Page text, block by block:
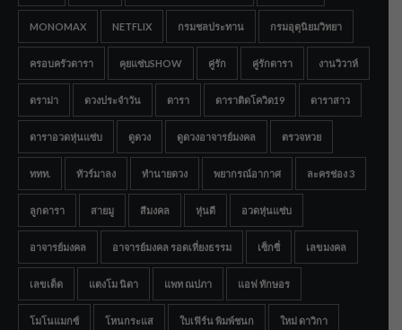
MONOMAX NETFLIX กรมชลประทาน กรมอุตุนิยมวิทยา
ครอบครัวดารา คุยแซ่บSHOW คู่รัก คู่รักดารา งานวิวาห์
ดราม่า ดวงประจำวัน ดารา ดาราติดโควิด19 ดาราสาว
ดาราอวดหุ่นแซ่บ ดูดวง ดูดวงอาจารย์มงคล ตรวจหวย
ททท. ทัวร์มาลง ทำนายดวง พยากรณ์อากาศ ละครช่อง 3
ลูกดารา สายมู สีมงคล หุ่นดี อวดหุ่นแซ่บ
อาจารย์มงคล อาจารย์มงคล รอดเที่ยงธรรม เซ็กซี่ เลขมงคล
เลขเด็ด แตงโม นิดา แพท ณปภา แอฟ ทักษอร
โมโนแมกซ์ โหนกระแส ใบเฟิร์น พิมพ์ชนก ใหม่ ดาวิกา